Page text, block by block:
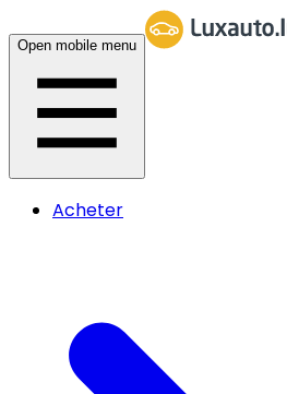
Open mobile menu
Acheter